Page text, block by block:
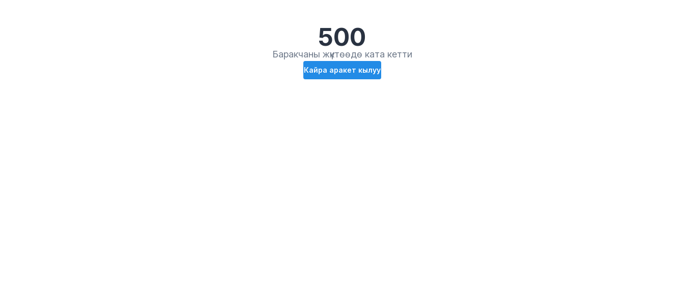
500
Баракчаны жүктөөдө ката кетти
Кайра аракет кылуу